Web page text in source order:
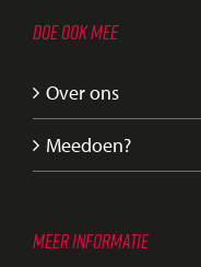
DOE OOK MEE
Over ons
Meedoen?
MEER INFORMATIE